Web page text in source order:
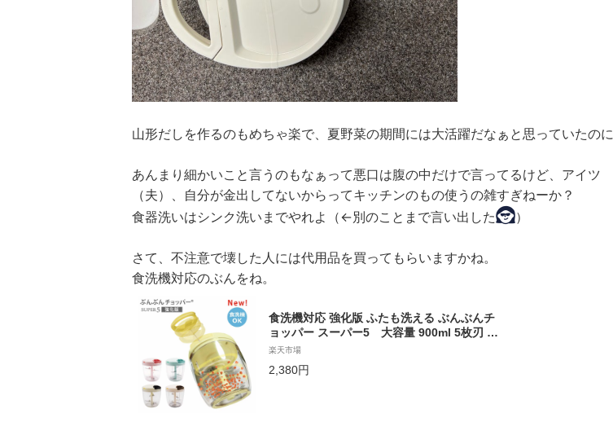
山形だしを作るのもめちゃ楽で、夏野菜の期間には大活躍だなぁと思っていたのに
あんまり細かいこと言うのもなぁって悪口は腹の中だけで言ってるけど、アイツ
（夫）、自分が金出してないからってキッチンのもの使うの雑すぎねーか？
食器洗いはシンク洗いまでやれよ（←別のことまで言い出した
）
さて、不注意で壊した人には代用品を買ってもらいますかね。
食洗機対応のぶんをね。
食洗機対応 強化版 ふたも洗える ぶんぶんチ
ョッパー スーパー5 大容量 900ml 5枚刃 ト
ライタン スライサー みじん切り 手動 フード
みじん切りカッター[bpx]
楽天市場
2,380円